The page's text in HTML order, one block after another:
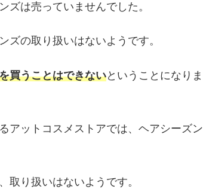
ズは売っていませんでした。
ズの取り扱いはないようです。
買うことはできないということになりま
アットコスメストアでは、ヘアシーズン
取り扱いはないようです。